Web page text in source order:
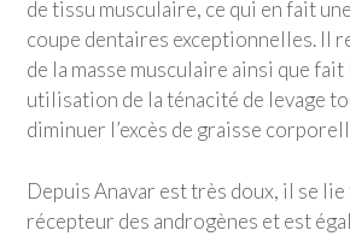
de tissu musculaire, ce qui en fait
coupe dentaires exceptionnelles. Il
de la masse musculaire ainsi que
utilisation de la ténacité de levage
diminuer l’excès de graisse
Depuis Anavar est très doux, il se
récepteur des androgènes et est